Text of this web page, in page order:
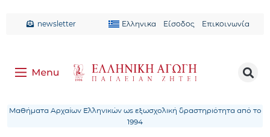
newsletter Ελληνικα Είσοδος Επικοινωνία
Μαθήματα Αρχαίων Ελληνικών ως εξωσχολική δραστηριότητα από το
1994